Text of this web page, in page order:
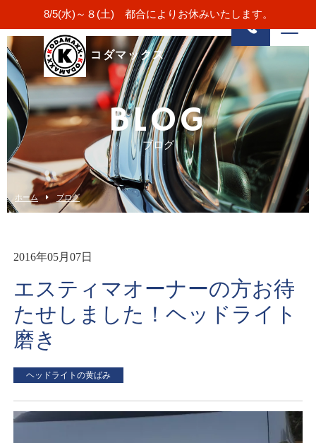
8/5(水)～８(土) 都合によりお休みいたします。
コダマックス
BLOG
ブログ
ホーム ブログ
2016年05月07日
エスティマオーナーの方お待
たせしました！ヘッドライト
磨き
ヘッドライトの黄ばみ